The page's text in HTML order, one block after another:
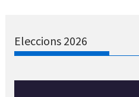
Eleccions 2026